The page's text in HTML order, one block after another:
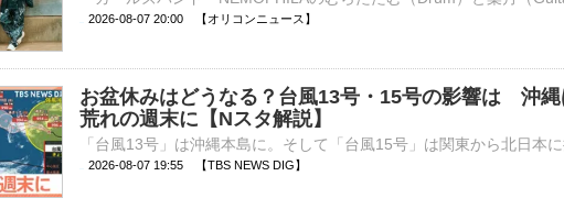
2026-08-07 20:00 【オリコンニュース】
お盆休みはどうなる？台風13号・15号の影響は 沖縄
荒れの週末に【Nスタ解説】
2026-08-07 19:55 【TBS NEWS DIG】